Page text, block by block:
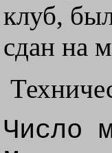
клуб,
сдан на
Число